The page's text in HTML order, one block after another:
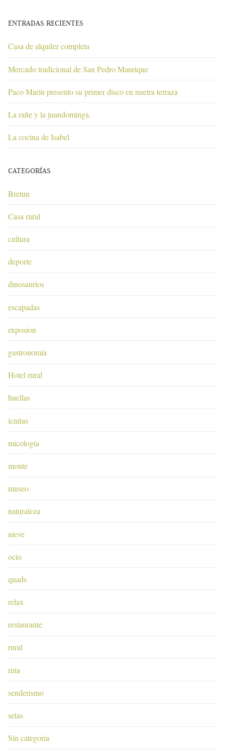
ENTRADAS RECIENTES
Casa de alquiler completa
Mercado tradicional de San Pedro Manrique
Paco Marin presento su primer disco en nuetra terraza
La rañe y la juandominga.
La cocina de Isabel
CATEGORÍAS
Bretun
Casa rural
cultura
deporte
dinosaurios
escapadas
exposion
gastronomía
Hotel rural
huellas
icnitas
micología
monte
museo
naturaleza
nieve
ocio
quads
relax
restaurante
rural
ruta
senderismo
setas
Sin categoría